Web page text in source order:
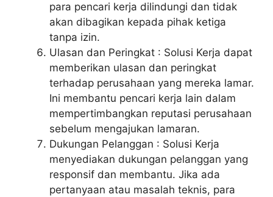
para pencari kerja dilindungi dan tidak
akan dibagikan kepada pihak ketiga
tanpa izin.
Ulasan dan Peringkat : Solusi Kerja dapat
memberikan ulasan dan peringkat
terhadap perusahaan yang mereka lamar.
Ini membantu pencari kerja lain dalam
mempertimbangkan reputasi perusahaan
sebelum mengajukan lamaran.
Dukungan Pelanggan : Solusi Kerja
menyediakan dukungan pelanggan yang
responsif dan membantu. Jika ada
pertanyaan atau masalah teknis, para